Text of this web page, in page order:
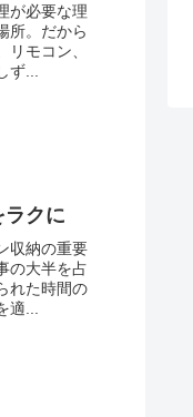
が必要な理
所。だから
モコン、
...
クに
収納の重要
の大半を占
れた時間の
...